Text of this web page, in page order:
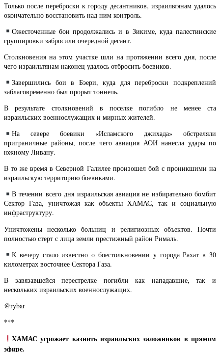
Только после переброски к городу десантников, израильтянам удалось
окончательно восстановить над ним контроль.
Ожесточенные бои продолжались и в Зикиме, куда палестинские
группировки забросили очередной десант.
Столкновения на этом участке шли на протяжении всего дня, после
чего израильтянам наконец удалось отбросить боевиков.
Завершились бои в Бэери, куда для переброски подкреплений
заблаговременно был прорыт тоннель.
В результате столкновений в поселке погибло не менее ста
израильских военнослужащих и мирных жителей.
На севере боевики «Исламского джихада» обстреляли
приграничные районы, после чего авиация АОИ нанесла удары по
южному Ливану.
В то же время в Северной Галилее произошел бой с проникшими на
израильскую территорию боевиками.
В течении всего дня израильская авиация не избирательно бомбит
Сектор Газа, уничтожая как объекты ХАМАС, так и социальную
инфраструктуру.
Уничтожены несколько больниц и религиозных объектов. Почти
полностью стерт с лица земли престижный район Рималь.
К вечеру стало известно о боестолкновении у города Рахат в 30
километрах восточнее Сектора Газа.
В завязавшейся перестрелке погибли как нападавшие, так и
нескольких израильских военнослужащих.
@rybar
***
ХАМАС угрожает казнить израильских заложников в прямом
эфире.